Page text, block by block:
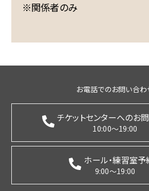
※関係者のみ
お電話でのお問い合わ
チケットセンターへのお
10:00～19:00
ホール・練習室予
9:00～19:00